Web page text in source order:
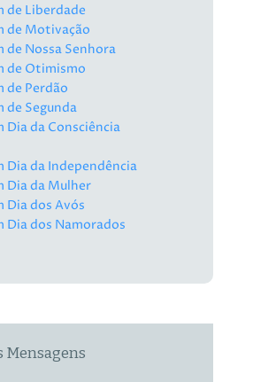
de Liberdade
de Motivação
de Nossa Senhora
de Otimismo
de Perdão
de Segunda
Dia da Consciência
Dia da Independência
Dia da Mulher
Dia dos Avós
Dia dos Namorados
Mensagens